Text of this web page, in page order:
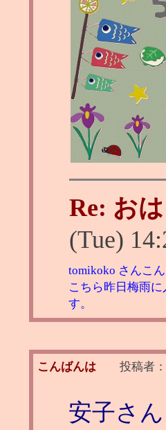
Re: お
(Tue)
tomikoko さんこ
こちら昨日梅雨
す。
こんばんは 投稿者：
安子さ